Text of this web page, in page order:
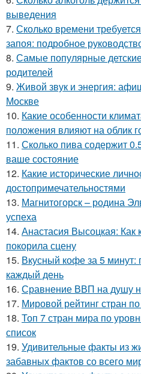
выведения
7. Сколько времени
запоя: подробное
8. Самые популярные
родителей
9. Живой звук и энергия:
Москве
10. Какие особенности
положения влияют на облик
11. Сколько пива содержит
ваше состояние
12. Какие исторические
достопримечательностями
13. Магнитогорск – родина
успеха
14. Анастасия Высоцкая: Как
покорила сцену
15. Вкусный кофе за 5
каждый день
16. Сравнение ВВП на душу
17. Мировой рейтинг стран
18. Топ 7 стран мира по
список
19. Удивительные факты из
забавных фактов со всего